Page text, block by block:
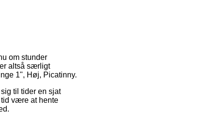
om stunder
altså særligt
1", Høj, Picatinny.
til tider en sjat
være at hente